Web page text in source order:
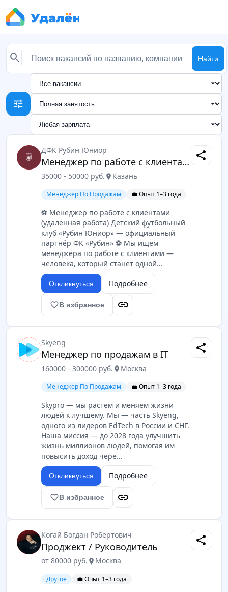
Найти
tune
ДФК Рубин Юниор
Менеджер по работе с клиентами
35000 - 50000 руб. location_on Казань
Менеджер По Продажам 💼 Опыт 1–3 года
⚽️ Менеджер по работе с клиентами
(удалённая работа) Детский футбольный
клуб «Рубин Юниор» — официальный
партнёр ФК «Рубин» ⚽️ Мы ищем
менеджера по работе с клиентами —
человека, который станет одной...
Откликнуться Подробнее
favorite_borderВ избранное link
share
Skyeng
Менеджер по продажам в IT
160000 - 300000 руб. location_on Москва
Менеджер По Продажам 💼 Опыт 1–3 года
Skypro — мы растем и меняем жизни
людей к лучшему. Мы — часть Skyeng,
одного из лидеров EdTech в России и СНГ.
Наша миссия — до 2028 года улучшить
жизнь миллионов людей, помогая им
повысить доход чере...
Откликнуться Подробнее
favorite_borderВ избранное link
share
Когай Богдан Робертович
Проджект / Руководитель
от 80000 руб. location_on Москва
Другое 💼 Опыт 1–3 года
share